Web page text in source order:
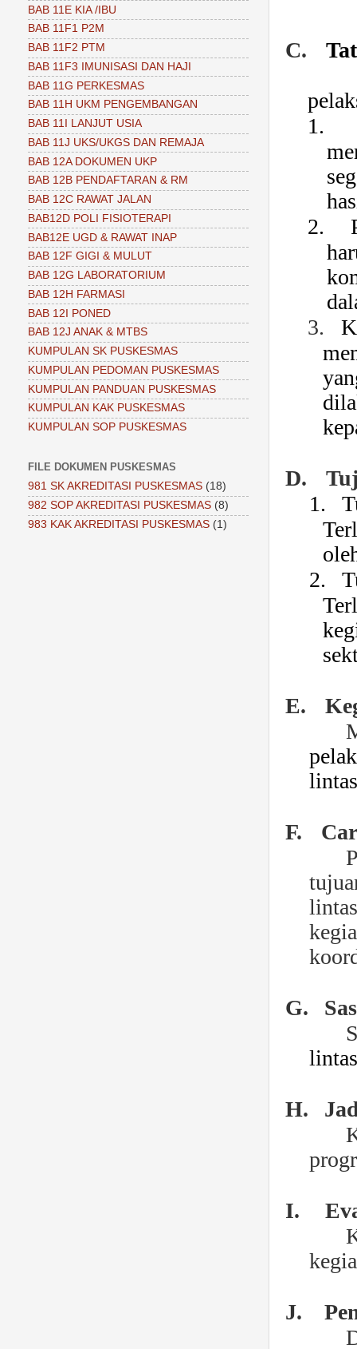
C.
1.
2.
3.
D.
1.
2.
sek
E.
F.
G.
H.
I.
J.
BAB 11E KIA /IBU
BAB 11F1 P2M
BAB 11F2 PTM
BAB 11F3 IMUNISASI DAN HAJI
BAB 11G PERKESMAS
BAB 11H UKM PENGEMBANGAN
BAB 11I LANJUT USIA
BAB 11J UKS/UKGS DAN REMAJA
BAB 12A DOKUMEN UKP
BAB 12B PENDAFTARAN & RM
BAB 12C RAWAT JALAN
BAB12D POLI FISIOTERAPI
BAB12E UGD & RAWAT INAP
BAB 12F GIGI & MULUT
BAB 12G LABORATORIUM
BAB 12H FARMASI
BAB 12I PONED
BAB 12J ANAK & MTBS
KUMPULAN SK PUSKESMAS
KUMPULAN PEDOMAN PUSKESMAS
KUMPULAN PANDUAN PUSKESMAS
KUMPULAN KAK PUSKESMAS
KUMPULAN SOP PUSKESMAS
FILE DOKUMEN PUSKESMAS
981 SK AKREDITASI PUSKESMAS (18)
982 SOP AKREDITASI PUSKESMAS (8)
983 KAK AKREDITASI PUSKESMAS (1)